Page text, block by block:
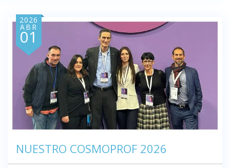
2026
ABR
01
NUESTRO COSMOPROF 2026